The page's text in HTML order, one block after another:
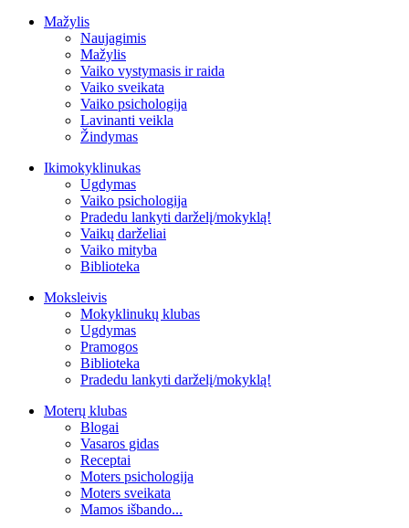
Mažylis
Naujagimis
Mažylis
Vaiko vystymasis ir raida
Vaiko sveikata
Vaiko psichologija
Lavinanti veikla
Žindymas
Ikimokyklinukas
Ugdymas
Vaiko psichologija
Pradedu lankyti darželį/mokyklą!
Vaikų darželiai
Vaiko mityba
Biblioteka
Moksleivis
Mokyklinukų klubas
Ugdymas
Pramogos
Biblioteka
Pradedu lankyti darželį/mokyklą!
Moterų klubas
Blogai
Vasaros gidas
Receptai
Moters psichologija
Moters sveikata
Mamos išbando...